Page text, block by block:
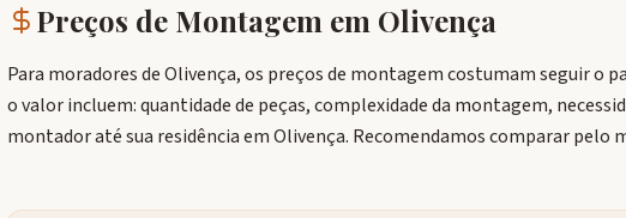
Preços de Montagem em Olivença
Para moradores de Olivença, os preços de montagem costumam seguir o
o valor incluem: quantidade de peças, complexidade da montagem,
montador até sua residência em Olivença. Recomendamos comparar pelo